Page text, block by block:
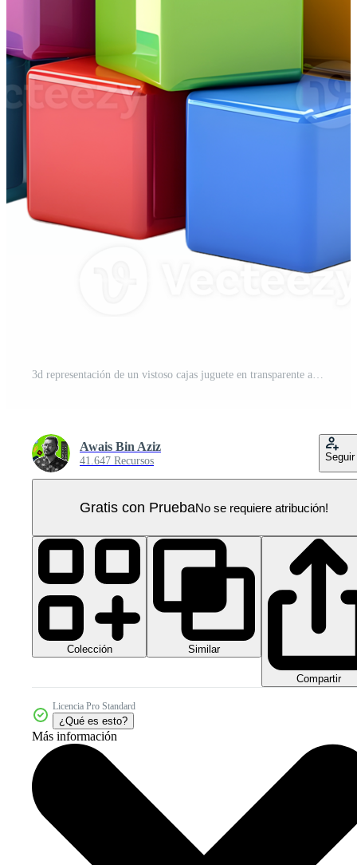
3d representación de un vistoso cajas juguete en transparente antecedentes PNG Pro
Awais Bin Aziz
41.647 Recursos Seguir
Gratis con PruebaNo se requiere atribución!
Colección Similar
Compartir
Licencia Pro Standard
¿Qué es esto?
Más información